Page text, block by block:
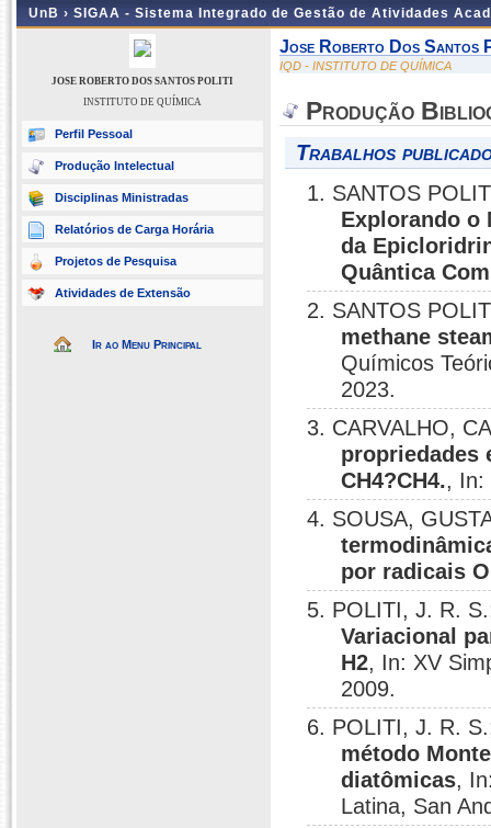
UnB › SIGAA - Sistema Integrado de Gestão de Atividades
JOSE ROBERTO DOS SANTOS POLITI
INSTITUTO DE QUÍMICA
Perfil Pessoal
Produção Intelectual
Disciplinas Ministradas
Relatórios de Carga Horária
Projetos de Pesquisa
Atividades de Extensão
Ir ao Menu Principal
Jose Roberto Dos Santos
IQD - INSTITUTO DE QUÍMICA
Produção
Trabalhos
1. SANTOS
Explorando o
da
Quântica
2. SANTOS
methane
Químicos
2023.
3. CARVALHO,
propriedades
CH4?CH4., In:
4. SOUSA,
por radicais
5. POLITI, J. R.
Variacional
H2, In: XV
2009.
6. POLITI, J. R.
método
diatômicas,
Latina, San